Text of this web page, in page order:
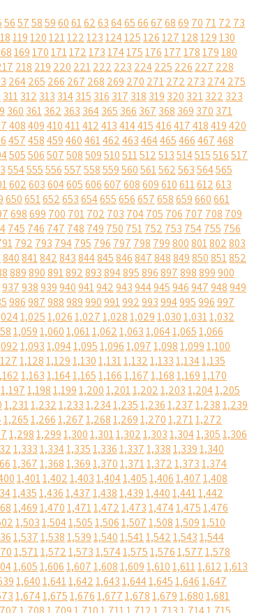
5657585960616263646566676869 70 7172 73
119120121122123124125126127128129130
169170171172173174175176177178179180
218 219 220 221222 223 224225 226 227 228
264265 266 267 268 269 270 271272 273 274275
311312 313 314315 316 317 318 319 320 321322 323
360 361362 363 364365 366 367 368 369 370 371
408409410411412413414415416417418419420
457458459460461462463464465466467468
505506507508509510511512513514515516517
554555556557558559560561562563564565
602603604605606607608609610611612613
650651652653654655656657658659660661
698699 700 701702 703 704705 706 707 708 709
745 746 747 748 749 750 751752 753 754755 756
792 793 794795 796 797 798 799800801802803
840841842843844845846847848849850851852
889890891892893894895896897898899900
937938939940941942943944945946947948949
986987988989990991992993994995996997
1,0251,0261,0271,0281,0291,0301,0311,032
1,0591,0601,0611,0621,0631,0641,0651,066
1,0931,0941,0951,0961,0971,0981,0991,100
1,1281,1291,1301,1311,1321,1331,1341,135
1,1631,1641,1651,1661,1671,1681,1691,170
1,1971,1981,1991,2001,2011,2021,2031,2041,205
1,2311,2321,2331,2341,2351,2361,2371,2381,239
1,2651,2661,2671,2681,2691,2701,2711,272
1,2981,2991,3001,3011,3021,3031,3041,3051,306
1,3331,3341,3351,3361,3371,3381,3391,340
1,3671,3681,3691,3701,3711,3721,3731,374
1,4011,4021,4031,4041,4051,4061,4071,408
1,4351,4361,4371,4381,4391,4401,4411,442
1,4691,4701,4711,4721,4731,4741,4751,476
1,5031,5041,5051,5061,5071,5081,5091,510
1,5371,5381,5391,5401,5411,5421,5431,544
1,5711,5721,5731,5741,5751,5761,5771,578
1,6051,6061,6071,6081,6091,6101,6111,6121,613
1,6401,6411,6421,6431,6441,6451,6461,647
1,6741,6751,6761,6771,6781,6791,6801,681